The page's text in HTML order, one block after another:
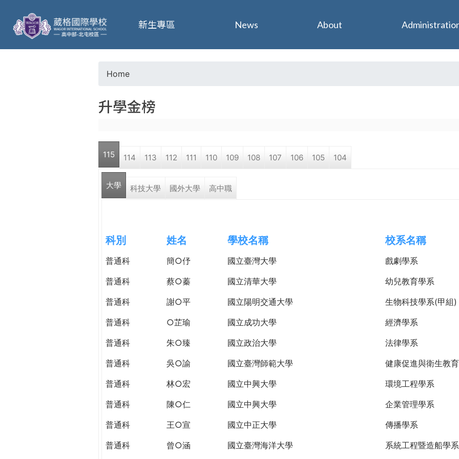
葳
格
o
u
a
r
h
e
r
Home
升學金榜
115 114 113 112 111 110 109 108 107 106 105 104
大學 科技大學 國外大學 高中職
科別 姓名 學校名稱 校系名稱
普通科 簡○伃 國立臺灣大學
戲劇學系
普通科
蔡○蓁 國立清華大學
幼兒教育學系
普通科
謝○平 國立陽明交通大學
生物科技學系(甲組)
普通科
○芷瑜 國立成功大學
經濟學系
普通科
朱○臻 國立政治大學
法律學系
普通科
吳○諭 國立臺灣師範大學
健康促進與衛生教
普通科
林○宏 國立中興大學
環境工程學系
普通科
陳○仁 國立中興大學
企業管理學系
普通科
王○宣 國立中正大學
傳播學系
普通科
曾○涵 國立臺灣海洋大學 系統工程暨造船學系
新生專區 News About